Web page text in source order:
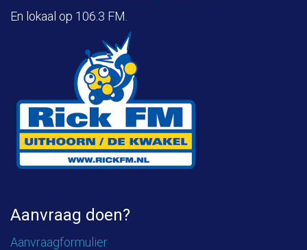
En lokaal op 106.3 FM.
Aanvraag doen?
Aanvraagformulier